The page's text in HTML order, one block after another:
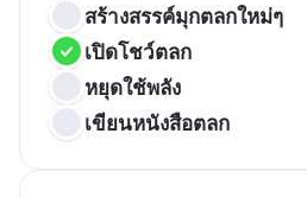
สร้างสรรค์มุกตลกใหม่ๆ
เปิดโชว์ตลก
หยุดใช้พลัง
เขียนหนังสือตลก